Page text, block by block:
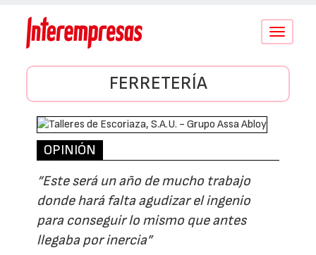
Conmutar
FERRETERÍA
OPINIÓN
“Este será un año de mucho trabajo
donde hará falta agudizar el ingenio
para conseguir lo mismo que antes
llegaba por inercia”